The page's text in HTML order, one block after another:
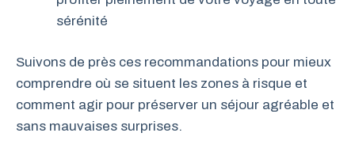
sérénité
Suivons de près ces recommandations pour mieux
comprendre où se situent les zones à risque et
comment agir pour préserver un séjour agréable et
sans mauvaises surprises.